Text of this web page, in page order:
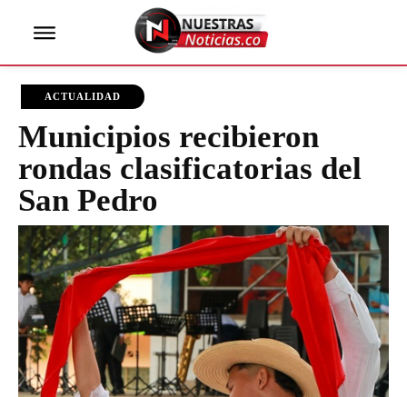
ACTUALIDAD
Municipios recibieron
rondas clasificatorias del
San Pedro